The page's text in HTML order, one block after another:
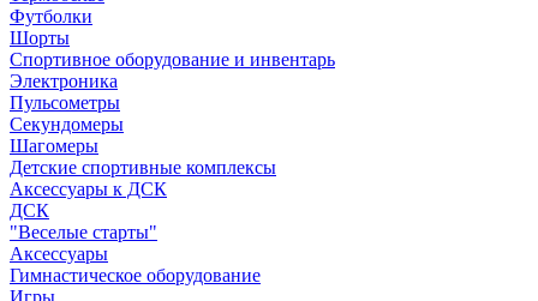
Футболки
Шорты
Спортивное оборудование и инвентарь
Электроника
Пульсометры
Секундомеры
Шагомеры
Детские спортивные комплексы
Аксессуары к ДСК
ДСК
"Веселые старты"
Аксессуары
Гимнастическое оборудование
Игры